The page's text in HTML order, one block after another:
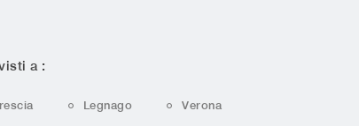
a :
Legnago Verona